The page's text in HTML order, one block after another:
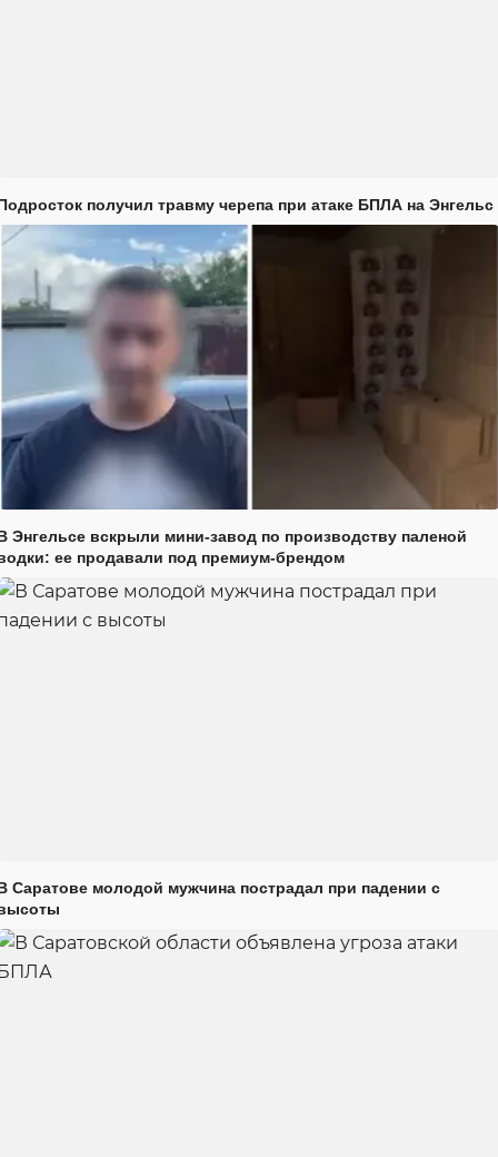
получил травму черепа при атаке БПЛА на Энгельс
Энгельсе вскрыли мини-завод по производству паленой
ее продавали под премиум-брендом
Саратове молодой мужчина пострадал при падении с